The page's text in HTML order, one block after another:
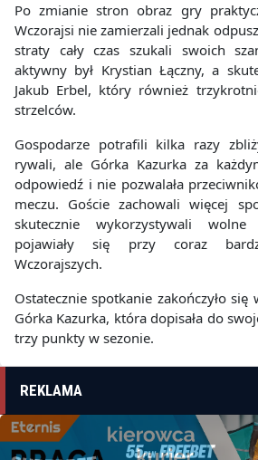
Po zmianie stron obraz gry
Wczorajsi nie zamierzali jednak
straty cały czas szukali swoich
aktywny był Krystian Łączny, a
Jakub Erbel, który również
strzelców.
Gospodarze potrafili kilka razy
rywali, ale Górka Kazurka za
odpowiedź i nie pozwalała
meczu. Goście zachowali więcej
skutecznie wykorzystywali
pojawiały się przy coraz
Wczorajszych.
Ostatecznie spotkanie zakończyło
Górka Kazurka, która dopisała do
trzy punkty w sezonie.
REKLAMA